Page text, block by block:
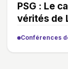
PSG : Le
vérités de
Conférences